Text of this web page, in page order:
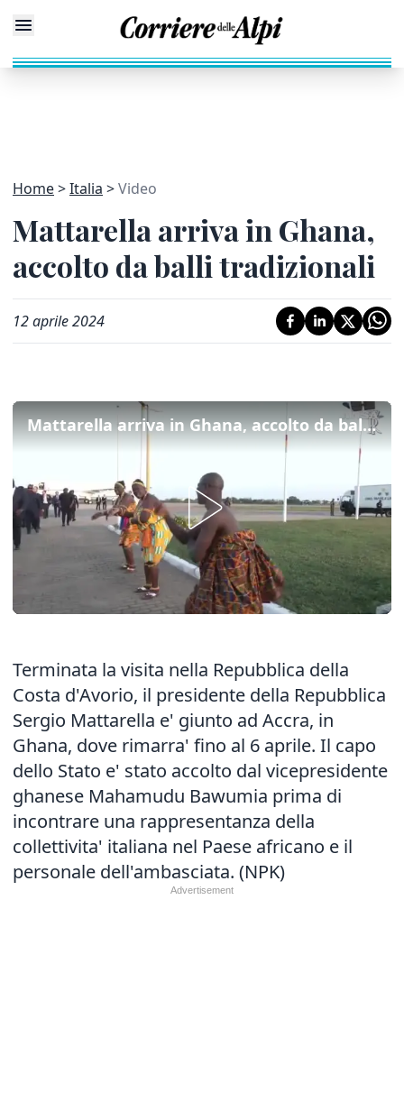
Home Italia Video
Mattarella arriva in Ghana,
accolto da balli tradizionali
12 aprile 2024
Mattarella arriva in Ghana, accolto da balli tradizionali
Terminata la visita nella Repubblica della
Costa d'Avorio, il presidente della Repubblica
Sergio Mattarella e' giunto ad Accra, in
Ghana, dove rimarra' fino al 6 aprile. Il capo
dello Stato e' stato accolto dal vicepresidente
ghanese Mahamudu Bawumia prima di
incontrare una rappresentanza della
collettivita' italiana nel Paese africano e il
personale dell'ambasciata. (NPK)